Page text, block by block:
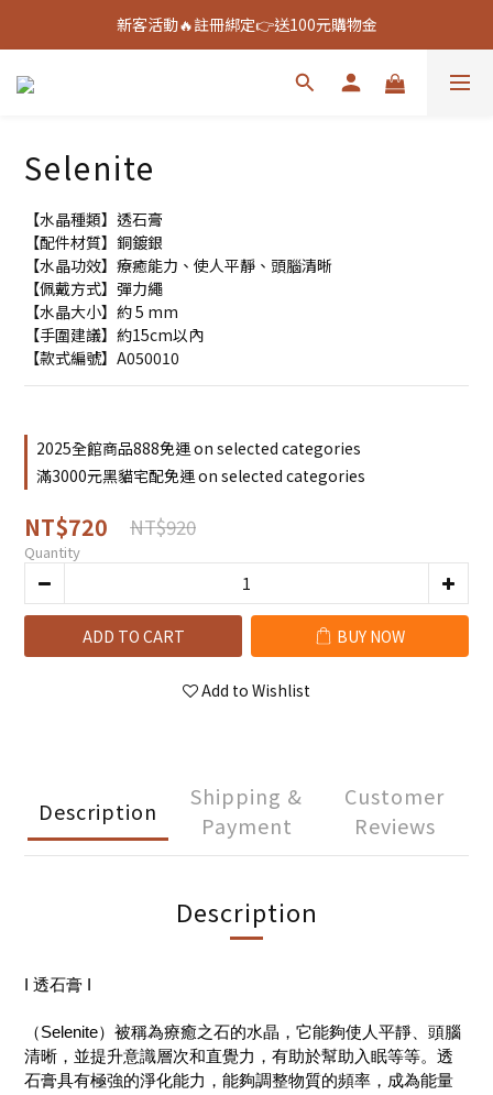
新客活動🔥註冊綁定👉送100元購物金
新客活動🔥註冊綁定👉送100元購物金
全館888免運🚚
Selenite
【水晶種類】透石膏
【配件材質】銅鍍銀
【水晶功效】療癒能力、使人平靜、頭腦清晰
【佩戴方式】彈力繩
【水晶大小】約 5 mm
【手圍建議】約15cm以內
【款式編號】A050010
2025全館商品888免運 on selected categories
滿3000元黑貓宅配免運 on selected categories
NT$720 NT$920
Quantity
ADD TO CART BUY NOW
Add to Wishlist
Description
Shipping &
Payment
Customer
Reviews
Description
I 透石膏 I
（Selenite）被稱為療癒之石的水晶，它能夠使人平靜、頭腦
清晰，並提升意識層次和直覺力，有助於幫助入眠等等。透
石膏具有極強的淨化能力，能夠調整物質的頻率，成為能量